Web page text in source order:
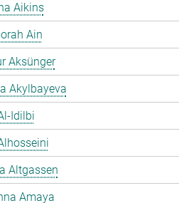
Aikins
Ain
Aksünger
Akylbayeva
Idilbi
Altgassen
Amaya